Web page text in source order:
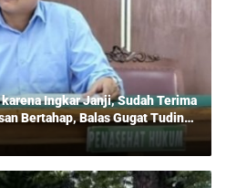
Ingkar Janji, Sudah Terima
Bertahap, Balas Gugat Tuding